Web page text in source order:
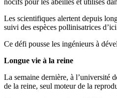
nocifs pour les abeilles et utilisés
Les scientifiques alertent depuis
suivi des espèces pollinisatrices
Ce défi pousse les ingénieurs à
Longue vie à la reine
La semaine dernière, à l’université
de la reine, seul moteur de la